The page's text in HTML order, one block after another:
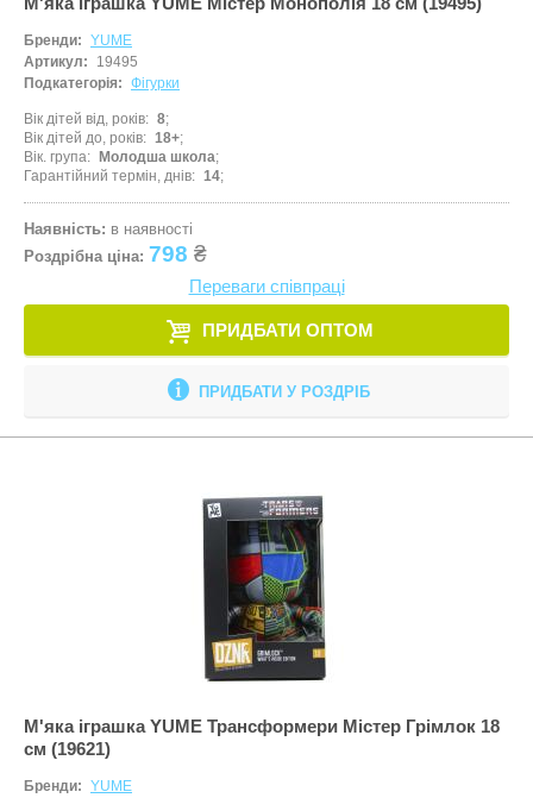
Бренди: YUME
Артикул:
19495
Подкатегорія: Фігурки
Вік дітей від, років
8
Вік дітей до, років
18+
Вік. група
Молодша школа
Гарантійний термін, днів
14
Наявність: в наявності
Роздрібна ціна: 798 ₴
Переваги співпраці
ПРИДБАТИ ОПТОМ
ПРИДБАТИ У РОЗДРІБ
М'яка іграшка YUME Трансформери Містер Грімлок 18
см (19621)
Бренди: YUME